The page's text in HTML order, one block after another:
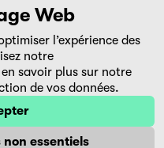
les salles de cinéma,
sur la plateforme de
Web
l’expérience des
notre
savoir plus sur notre
de vos données.
non essentiels